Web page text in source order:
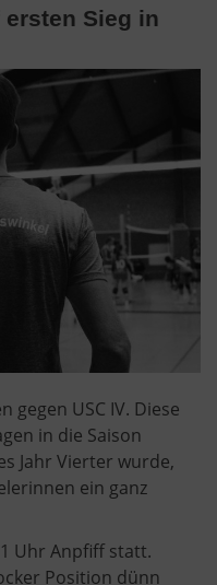
Sieg in
gegen USC IV. Diese
in die Saison
Jahr Vierter wurde,
ein ganz
Uhr Anpfiff statt.
Position dünn